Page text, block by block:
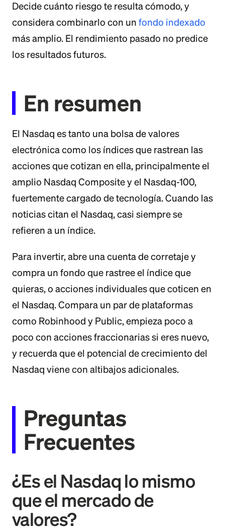
Decide cuánto riesgo te resulta cómodo, y
considera combinarlo con un fondo indexado
más amplio. El rendimiento pasado no predice
los resultados futuros.
En resumen
El Nasdaq es tanto una bolsa de valores
electrónica como los índices que rastrean las
acciones que cotizan en ella, principalmente el
amplio Nasdaq Composite y el Nasdaq-100,
fuertemente cargado de tecnología. Cuando las
noticias citan el Nasdaq, casi siempre se
refieren a un índice.
Para invertir, abre una cuenta de corretaje y
compra un fondo que rastree el índice que
quieras, o acciones individuales que coticen en
el Nasdaq. Compara un par de plataformas
como Robinhood y Public, empieza poco a
poco con acciones fraccionarias si eres nuevo,
y recuerda que el potencial de crecimiento del
Nasdaq viene con altibajos adicionales.
Preguntas
Frecuentes
¿Es el Nasdaq lo mismo
que el mercado de
valores?